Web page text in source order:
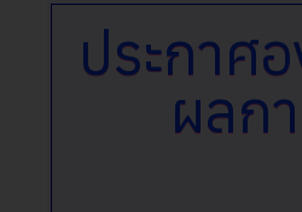
ประกาศ
ผลก